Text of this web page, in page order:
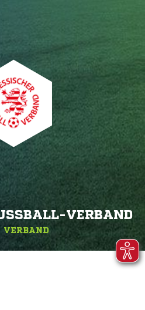
VERBAND
VERBAND